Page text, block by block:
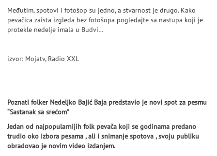
Međutim, spotovi i fotošop su jedno, a stvarnost je drugo. Kako
pevačica zaista izgleda bez fotošopa pogledajte sa nastupa koji je
protekle nedelje imala u Budvi…
izvor: Mojatv, Radio XXL
Poznati folker Nedeljko Bajić Baja predstavio je novi spot za pesmu
“Sastanak sa srećom”
Jedan od najpopularnijih folk pevača koji se godinama predano
trudio oko izbora pesama , ali i snimanje spotova , svoju publiku
obradovao je novim video izdanjem.